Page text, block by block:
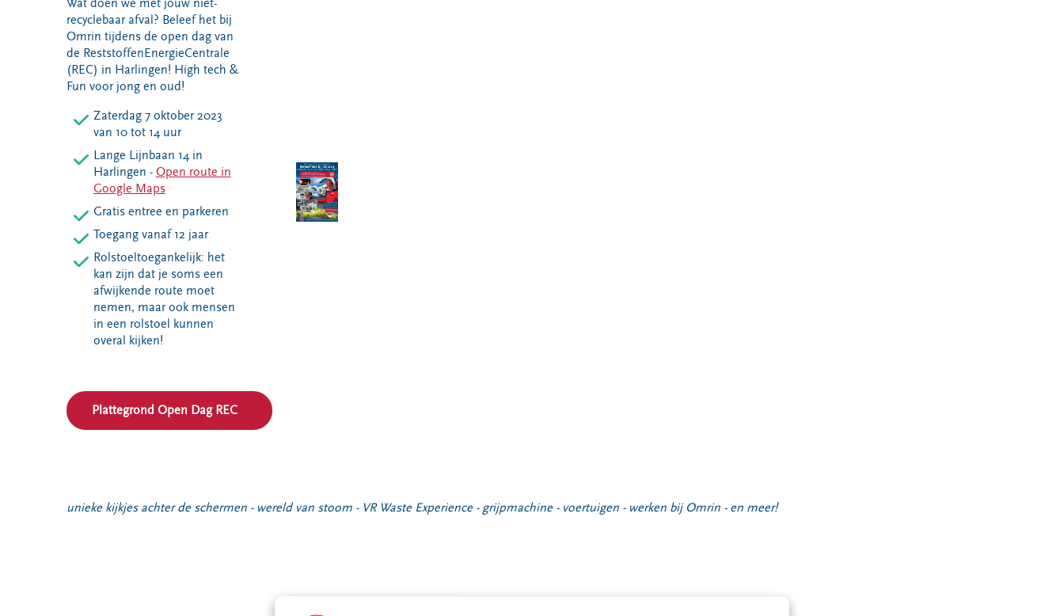
Milieupas
aanvragen
Kringloopspullen
Afval aanmelden
Hier werken
we aan
Ecopark De
Wierde
Reststoffen
Energie
Centrale
Projecten
vragen
Pers
Locaties
Voor leveranciers en bezoekers
Wat doen we met jouw niet-
recyclebaar afval? Beleef het bij
Omrin tijdens de open dag van
de ReststoffenEnergieCentrale
(REC) in Harlingen! High tech &
Fun voor jong en oud!
Zaterdag 7 oktober 2023
van 10 tot 14 uur
Lange Lijnbaan 14 in
Harlingen - Open route in
Google Maps
Gratis entree en parkeren
Toegang vanaf 12 jaar
Rolstoeltoegankelijk: het
kan zijn dat je soms een
afwijkende route moet
nemen, maar ook mensen
in een rolstoel kunnen
overal kijken!
Plattegrond Open Dag REC
unieke kijkjes achter de schermen - wereld van stoom - VR Waste Experience - grijpmachine - voertuigen - werken bij Omrin - en meer!